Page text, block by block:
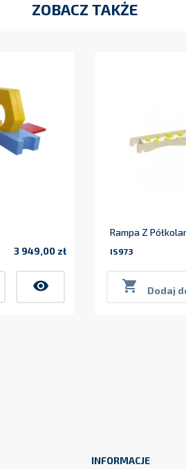
ZOBACZ TAKŻE
3 949,00 zł
visibility
Rampa Z
IS973
 Dodaj
INFORMACJE